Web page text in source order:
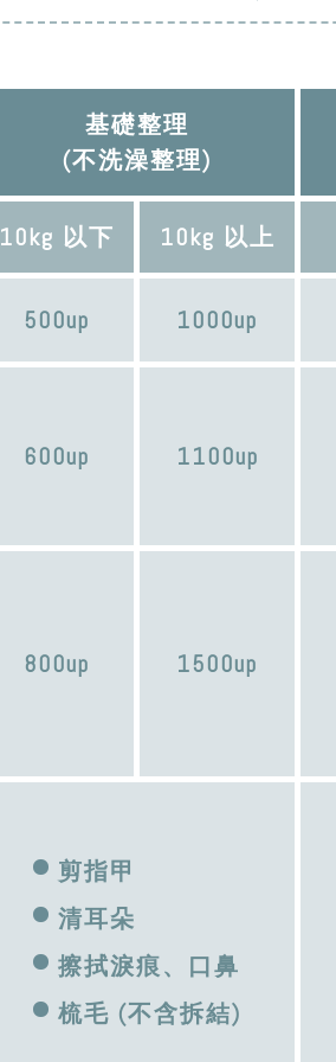
基礎整理
(不洗澡整理)
10kg 以下 10kg 以上
500up 1000up
600up 1100up
800up 1500up
剪指甲
清耳朵
擦拭淚痕、口鼻
梳毛 (不含拆結)